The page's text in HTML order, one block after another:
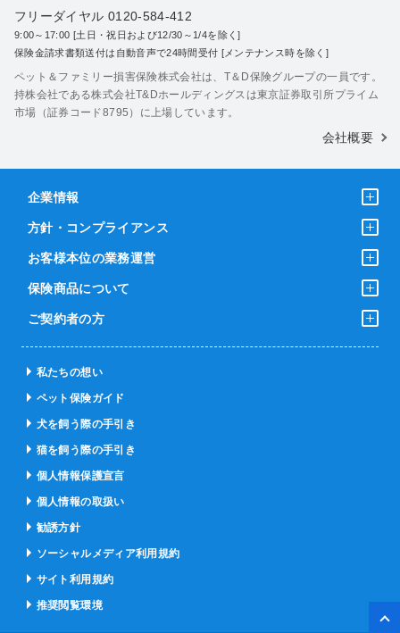
フリーダイヤル 0120-584-412
9:00～17:00 [土日・祝日および12/30～1/4を除く]
保険金請求書類送付は自動音声で24時間受付 [メンテナンス時を除く]
ペット＆ファミリー損害保険株式会社は、T＆D保険グループの一員です。
持株会社である株式会社T&Dホールディングスは東京証券取引所プライム
市場（証券コード8795）に上場しています。
会社概要
企業情報
方針・コンプライアンス
お客様本位の業務運営
保険商品について
ご契約者の方
私たちの想い
ペット保険ガイド
犬を飼う際の手引き
猫を飼う際の手引き
個人情報保護宣言
個人情報の取扱い
勧誘方針
ソーシャルメディア利用規約
サイト利用規約
推奨閲覧環境